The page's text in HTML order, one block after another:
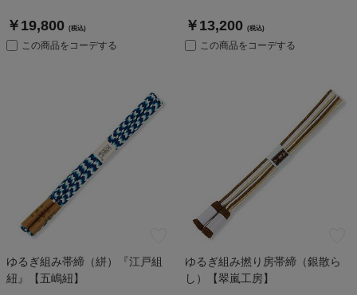
￥19,800 (税込)
この商品をコーデする
￥13,200 (税込)
この商品をコーデする
ゆるぎ組み帯締（絣）『江戸組
紐』【五嶋紐】
ゆるぎ組み撚り房帯締（銀散ら
し）【翠嵐工房】